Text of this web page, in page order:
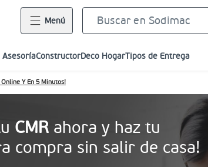
Menú
AsesoríaConstructorDeco HogarTipos de Entrega
Y En 5 Minutos!
CMR ahora y haz tu
compra sin salir de casa!